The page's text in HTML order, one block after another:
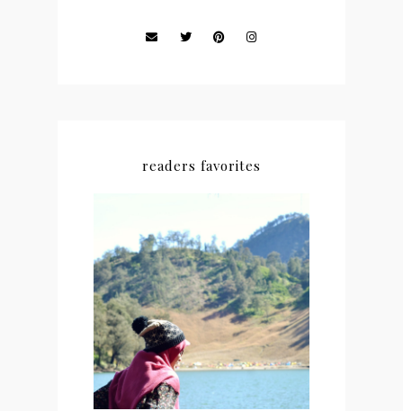
readers favorites
#NEWCHAPTER 01 : THE
BEGINING OF
EVERYTHINGS